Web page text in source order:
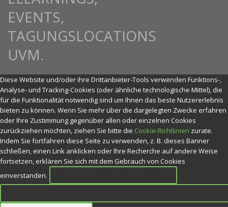
Diese Website und/oder ihre Drittanbieter-Tools verwenden Funktions-,
Analyse- und Tracking-Cookies (oder ähnliche technologische Mittel), die
für die Funktionalität notwendig sind um Ihnen das beste Nutzererlebnis
bieten zu können. Wenn Sie mehr über die dargelegten Zwecke erfahren
oder Ihre Zustimmung gegenüber allen oder einzelnen Cookies
zurückziehen möchten, ziehen Sie bitte die Cookie-Richtlinien zurate.
Indem Sie fortfahren diese Seite zu verwenden, z. B. dieses Banner
schließen, einen Link anklicken oder Ihre Recherche auf andere Weise
fortsetzen, erklären Sie sich mit dem Gebrauch von Cookies
einverstanden.